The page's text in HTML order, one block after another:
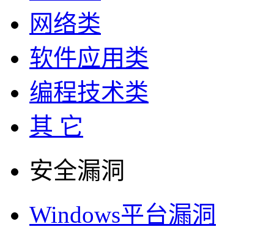
网络类
软件应用类
编程技术类
其 它
安全漏洞
Windows平台漏洞